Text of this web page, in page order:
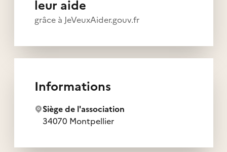
leur aide
grâce à JeVeuxAider.gouv.fr
Informations
Siège de l'association
34070 Montpellier